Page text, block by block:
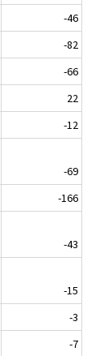
-46
-82
-66
22
-12
-69
-166
-43
-15
-3
-7